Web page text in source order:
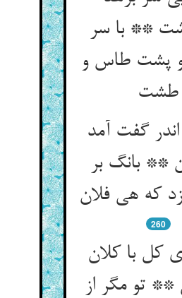
** با سر
پشت طاس و
گفت آمد
** بانگ بر
260
کل با کلان
** تو مگر از